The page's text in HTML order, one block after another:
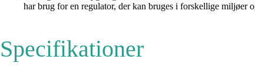
har brug for en regulator, der kan bruges i forskellige miljøer
Specifikationer